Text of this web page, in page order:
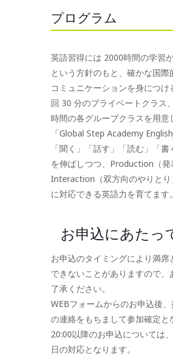
プログラム
英語習得には 2000時間の学習
という方針のもと、確かな国際
コミュニケーションを身につけ
回 30 分のプライベートクラス
時間の各グループクラスを用意
「Global Step Academy
「聞く」「話す」「読む」「
を伸ばしつつ、Production（発
Interaction（双方向のやりとり
に対応できる英語力を育てます。
お申込にあたっ
お申込のタイミングにより満席
できないことがありますので、
了承ください。
WEBフォームからのお申込後
の連絡をもちまして参加確定と
20:00以降のお申込については
日の対応となります。